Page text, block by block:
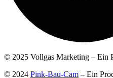
© 2025 Vollgas Marketing – Ein
© 2024 Pink-Bau-Cam – Ein